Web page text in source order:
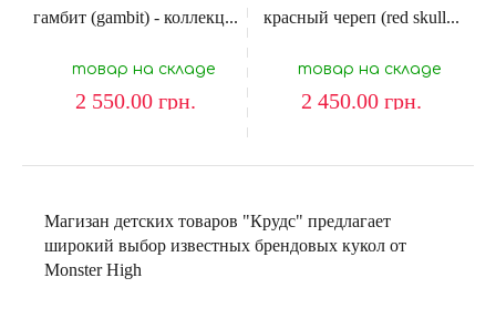
гамбит (gambit) - коллекц...
товар на складе
2 550.00 грн.
красный череп (red skull...
товар на складе
2 450.00 грн.
Магизан детских товаров "Крудс" предлагает
широкий выбор известных брендовых кукол от
Monster High